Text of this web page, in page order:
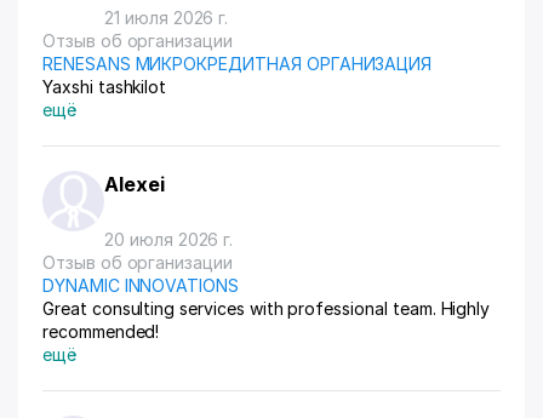
21 июля 2026 г.
Отзыв об организации
RENESANS МИКРОКРЕДИТНАЯ ОРГАНИЗАЦИЯ
Yaxshi tashkilot
ещё
Alexei
20 июля 2026 г.
Отзыв об организации
DYNAMIC INNOVATIONS
Great consulting services with professional team. Highly
recommended!
ещё